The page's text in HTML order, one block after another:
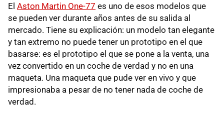
El Aston Martin One-77 es uno de esos modelos que
se pueden ver durante años antes de su salida al
mercado. Tiene su explicación: un modelo tan elegante
y tan extremo no puede tener un prototipo en el que
basarse: es el prototipo el que se pone a la venta, una
vez convertido en un coche de verdad y no en una
maqueta. Una maqueta que pude ver en vivo y que
impresionaba a pesar de no tener nada de coche de
verdad.